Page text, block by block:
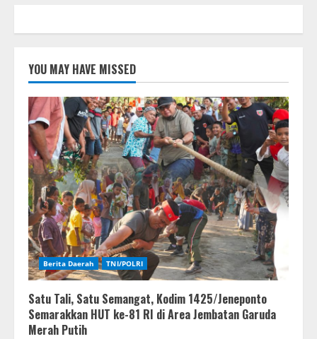
YOU MAY HAVE MISSED
Berita Daerah TNI/POLRI
Satu Tali, Satu Semangat, Kodim 1425/Jeneponto
Semarakkan HUT ke-81 RI di Area Jembatan Garuda
Merah Putih